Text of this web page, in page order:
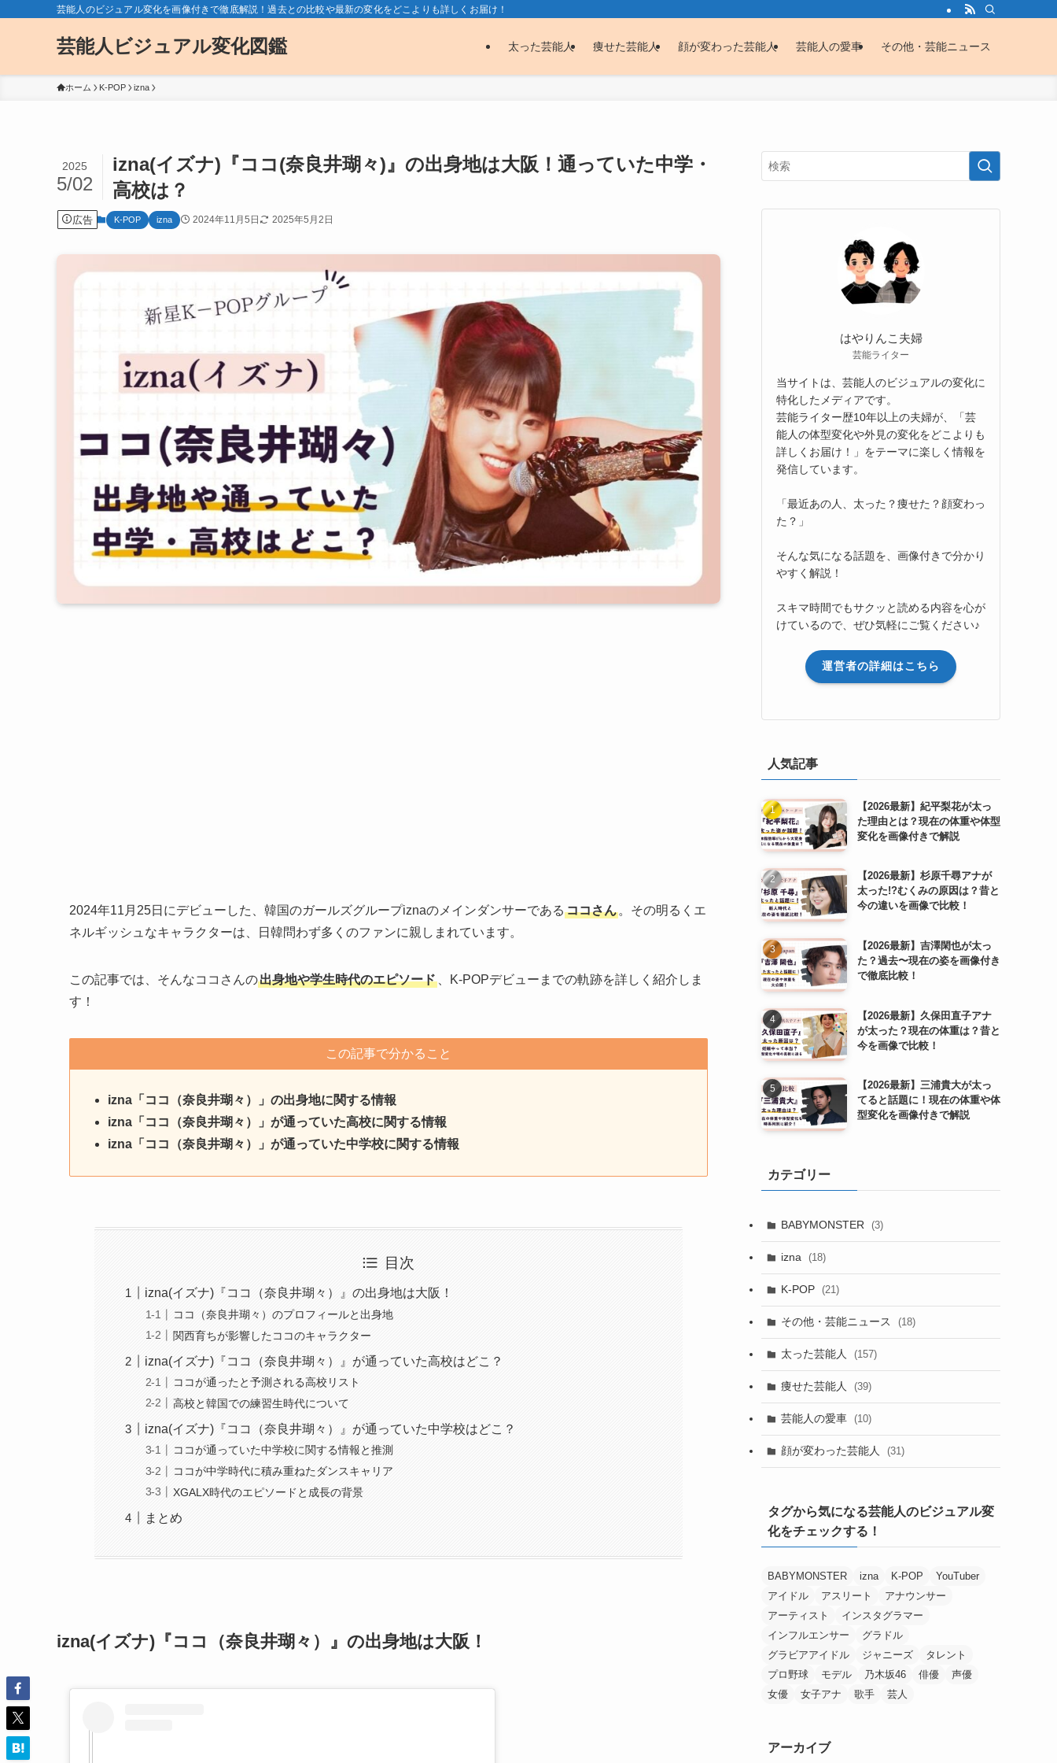
芸能人のビジュアル変化を画像付きで徹底解説！過去との比較や最新の変化をどこよりも詳しくお届け！
芸能人ビジュアル変化図鑑 太った芸能人 痩せた芸能人 顔が変わった芸能人 芸能人の愛車 その他・芸能ニュース
ホーム K-POP izna
izna(イズナ)『ココ(奈良井瑚々)』の出身地は大阪！通っていた中学・
高校は？
2025
5/02
広告 K-POP izna 2024年11月5日 2025年5月2日
2024年11月25日にデビューした、韓国のガールズグループiznaのメインダンサーである ココさん 。その明るくエ
ネルギッシュなキャラクターは、日韓問わず多くのファンに親しまれています。
この記事では、そんなココさんの出身地や学生時代のエピソード
、K-POPデビューまでの軌跡を詳しく紹介しま
す！
この記事で分かること
izna「ココ（奈良井瑚々）」の出身地に関する情報
izna「ココ（奈良井瑚々）」が通っていた高校に関する情報
izna「ココ（奈良井瑚々）」が通っていた中学校に関する情報
目次
izna(イズナ)『ココ（奈良井瑚々）』の出身地は大阪！
ココ（奈良井瑚々）のプロフィールと出身地
関西育ちが影響したココのキャラクター
izna(イズナ)『ココ（奈良井瑚々）』が通っていた高校はどこ？
ココが通ったと予測される高校リスト
高校と韓国での練習生時代について
izna(イズナ)『ココ（奈良井瑚々）』が通っていた中学校はどこ？
ココが通っていた中学校に関する情報と推測
ココが中学時代に積み重ねたダンスキャリア
XGALX時代のエピソードと成長の背景
まとめ
izna(イズナ)『ココ（奈良井瑚々）』の出身地は大阪！
はやりんこ夫婦
芸能ライター
当サイトは、芸能人のビジュアルの変化に
特化したメディアです。
芸能ライター歴10年以上の夫婦が、「芸
能人の体型変化や外見の変化をどこよりも
詳しくお届け！」をテーマに楽しく情報を
発信しています。
「最近あの人、太った？痩せた？顔変わっ
た？」
そんな気になる話題を、画像付きで分かり
やすく解説！
スキマ時間でもサクッと読める内容を心が
けているので、ぜひ気軽にご覧ください♪
運営者の詳細はこちら
人気記事
【2026最新】紀平梨花が太っ
た理由とは？現在の体重や体型
変化を画像付きで解説
【2026最新】杉原千尋アナが
太った!?むくみの原因は？昔と
今の違いを画像で比較！
【2026最新】吉澤閑也が太っ
た？過去〜現在の姿を画像付き
で徹底比較！
【2026最新】久保田直子アナ
が太った？現在の体重は？昔と
今を画像で比較！
【2026最新】三浦貴大が太っ
てると話題に！現在の体重や体
型変化を画像付きで解説
カテゴリー
BABYMONSTER (3)
izna (18)
K-POP (21)
その他・芸能ニュース (18)
太った芸能人 (157)
痩せた芸能人 (39)
芸能人の愛車 (10)
顔が変わった芸能人 (31)
タグから気になる芸能人のビジュアル変
化をチェックする！
BABYMONSTER izna K-POP
YouTuber
アイドル
アスリート
アナウンサー
アーティスト
インスタグラマー
インフルエンサー
グラドル
グラビアアイドル
ジャニーズ
タレント
プロ野球
モデル 乃木坂46 俳優
声優
女優
女子アナ 歌手 芸人
アーカイブ